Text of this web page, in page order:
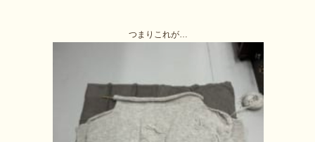
つまりこれが…